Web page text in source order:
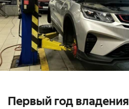
Первый год владения